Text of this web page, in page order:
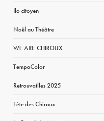
Ilo citoyen
Noël au Théâtre
WE ARE CHIROUX
TempoColor
Retrouvailles 2025
Fête des Chiroux